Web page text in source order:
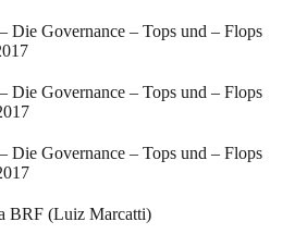
Die Governance – Tops und – Flops
Die Governance – Tops und – Flops
Die Governance – Tops und – Flops
BRF (Luiz Marcatti)